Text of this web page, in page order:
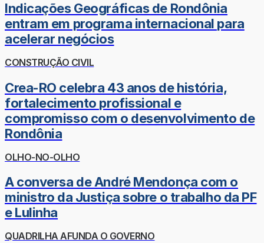
Indicações Geográficas de Rondônia
entram em programa internacional para
acelerar negócios
CONSTRUÇÃO CIVIL
Crea-RO celebra 43 anos de história,
fortalecimento profissional e
compromisso com o desenvolvimento de
Rondônia
OLHO-NO-OLHO
A conversa de André Mendonça com o
ministro da Justiça sobre o trabalho da PF
e Lulinha
QUADRILHA AFUNDA O GOVERNO